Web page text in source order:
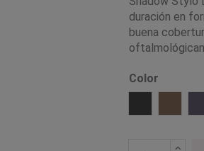
duración en
buena
Color